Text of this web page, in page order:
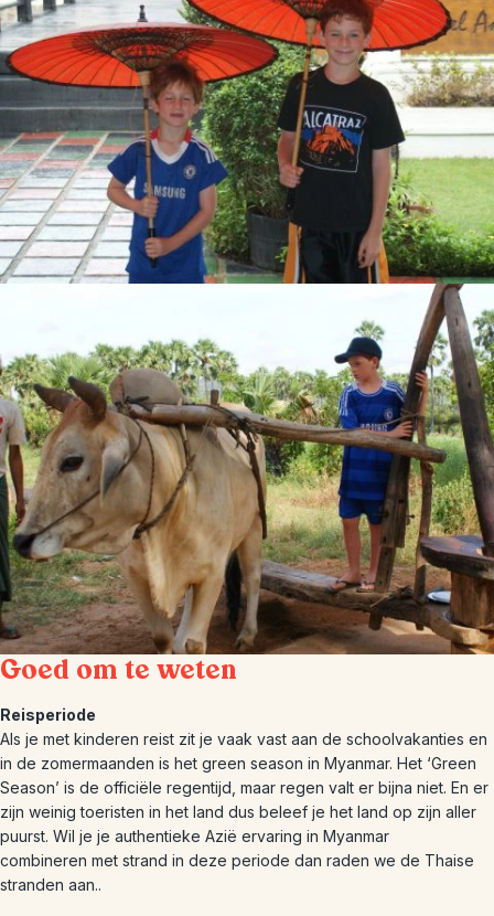
Goed om te weten
Reisperiode
Als je met kinderen reist zit je vaak vast aan de schoolvakanties en
in de zomermaanden is het green season in Myanmar. Het ‘Green
Season’ is de officiële regentijd, maar regen valt er bijna niet. En er
zijn weinig toeristen in het land dus beleef je het land op zijn aller
puurst. Wil je je authentieke Azië ervaring in Myanmar
combineren met strand in deze periode dan raden we de Thaise
stranden aan..